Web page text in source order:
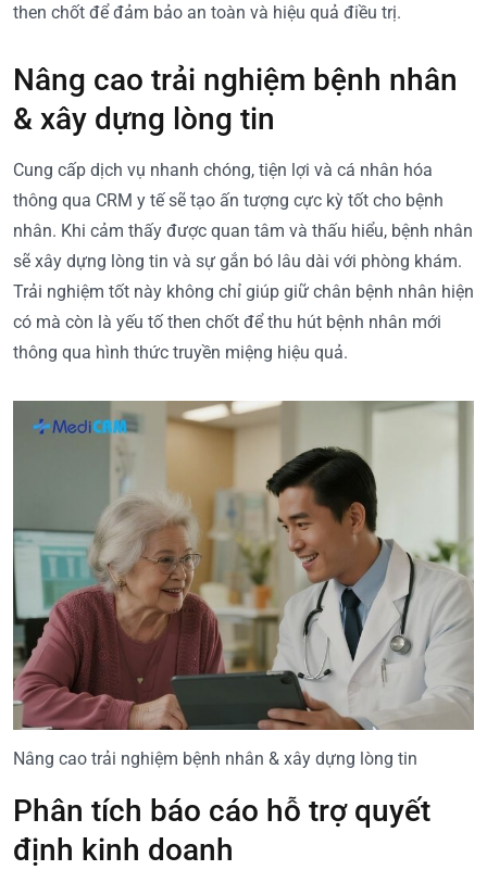
then chốt để đảm bảo an toàn và hiệu quả điều trị.
Nâng cao trải nghiệm bệnh nhân
& xây dựng lòng tin
Cung cấp dịch vụ nhanh chóng, tiện lợi và cá nhân hóa
thông qua CRM y tế sẽ tạo ấn tượng cực kỳ tốt cho bệnh
nhân. Khi cảm thấy được quan tâm và thấu hiểu, bệnh nhân
sẽ xây dựng lòng tin và sự gắn bó lâu dài với phòng khám.
Trải nghiệm tốt này không chỉ giúp giữ chân bệnh nhân hiện
có mà còn là yếu tố then chốt để thu hút bệnh nhân mới
thông qua hình thức truyền miệng hiệu quả.
Nâng cao trải nghiệm bệnh nhân & xây dựng lòng tin
Phân tích báo cáo hỗ trợ quyết
định kinh doanh